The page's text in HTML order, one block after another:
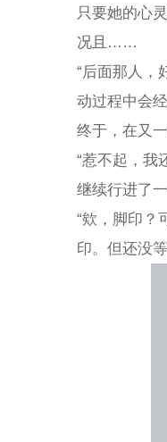
只要她的心
况且……
“后面那人，
动过程中会
终于，在又
“惹不起，我
继续行进了
“欸，脚印？
印。但还没